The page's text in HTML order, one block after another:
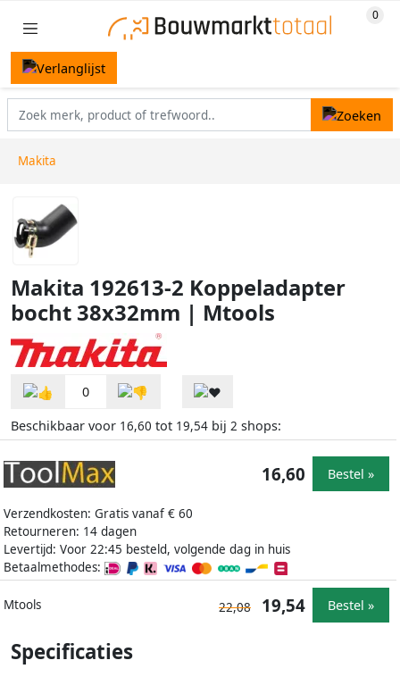
Makita
Makita 192613-2 Koppeladapter
bocht 38x32mm | Mtools
0
Beschikbaar voor 16,60 tot 19,54 bij 2 shops:
Verzendkosten: Gratis vanaf € 60
Retourneren: 14 dagen
Levertijd: Voor 22:45 besteld, volgende dag in huis
Betaalmethodes:
16,60 Bestel »
Mtools 22,08 19,54 Bestel »
Specificaties